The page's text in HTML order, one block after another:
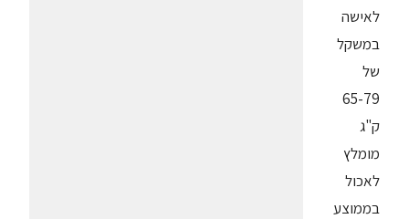
לאישה
במשקל
של
65-79
ק"ג
מומלץ
לאכול
בממוצע